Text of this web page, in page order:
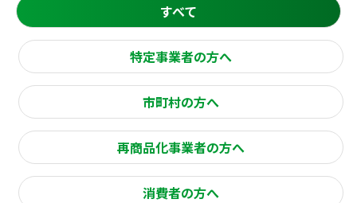
すべて
特定事業者の方へ
市町村の方へ
再商品化事業者の方へ
消費者の方へ